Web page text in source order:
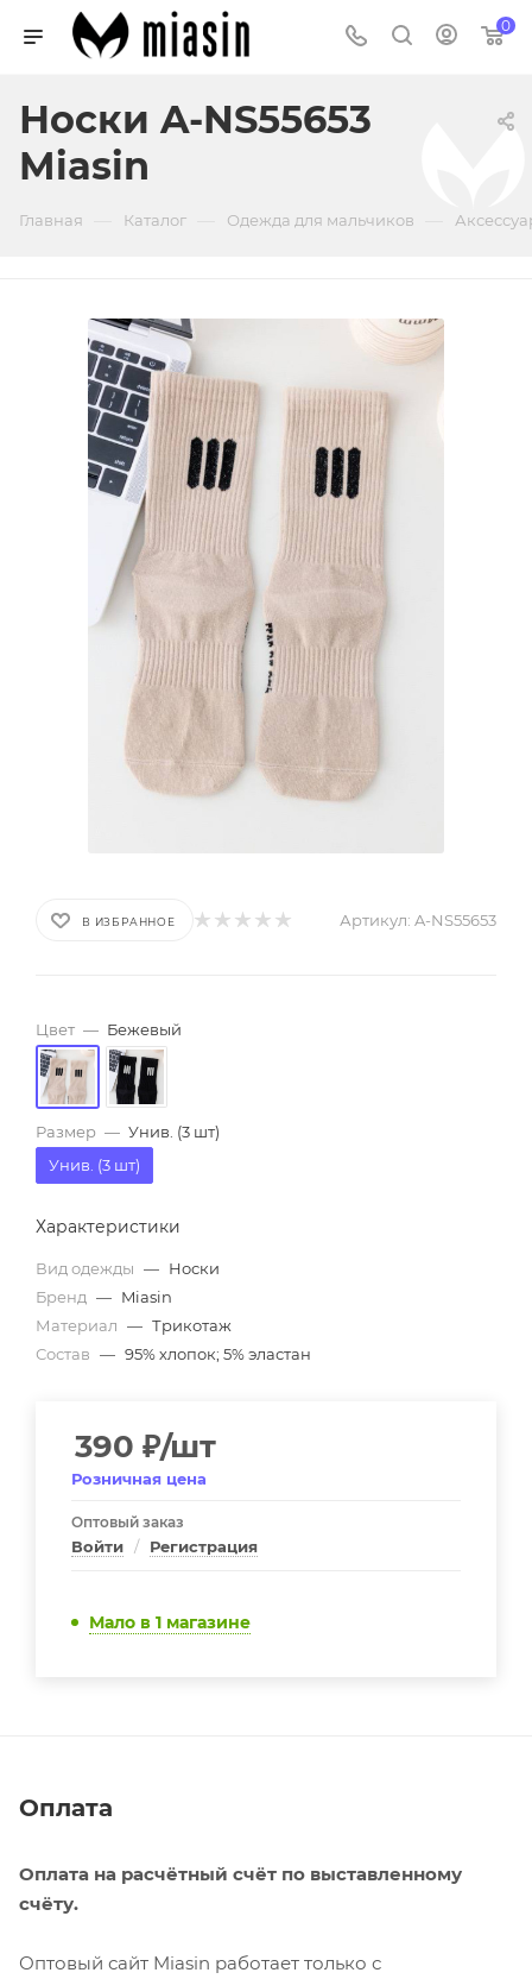
0
Носки A-NS55653
Miasin
Главная Каталог Одежда для мальчиков
В ИЗБРАННОЕ Артикул: A-NS55653
Цвет — Бежевый
Размер — Унив. (3 шт)
Унив. (3 шт)
Характеристики
Вид одежды — Носки
Бренд — Miasin
Материал — Трикотаж
Состав — 95% хлопок; 5% эластан
390 ₽/шт
Розничная цена
Оптовый заказ
Войти / Регистрация
Мало в 1 магазине
Оплата
Оплата на расчётный счёт по выставленному
счёту.
Оптовый сайт Miasin работает только с